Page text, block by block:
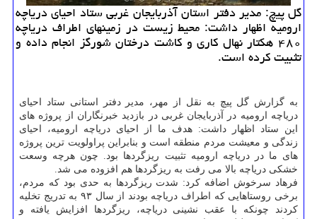
گل پیچ: مدیر دفتر استان آذربایجان غربی ستاد احیای دریاچه
ارومیه اظهار داشت: محیط زیست در زمینهای اطراف دریاچه
۴۸۰ هكتار نهال كاری و كاشت درختان شورگز انجام داده و
تثبیت كرده است.
به گزارش گل پیچ به نقل از مهر، مدیر دفتر استانی ستاد احیای
دریاچه ارومیه در آذربایجان غربی در بازدید خبرنگاران از پروژه های
این ستاد اظهار داشت: هدف ما از احیای دریاچه ارومیه، احیای
زندگی و معیشت مردم منطقه است و بنابراین پراولویت ترین پروژه
های ما در دریاچه ارومیه تثبیت ریزگردها بود. چون هرچه وسعت
خشكی دریاچه بالا می رفت به ریزگردها هم افزوده می شد.
فرهاد سرخوش اضافه كرد: شدت ریزگردها به حدی بود كه مردم،
برخی روستاهایی كه اطراف دریاچه بودند از سال ۹۳ به تدریج تخلیه
كردند چونكه با عقب نشینی دریاچه، ریزگردها افزایش یافته و